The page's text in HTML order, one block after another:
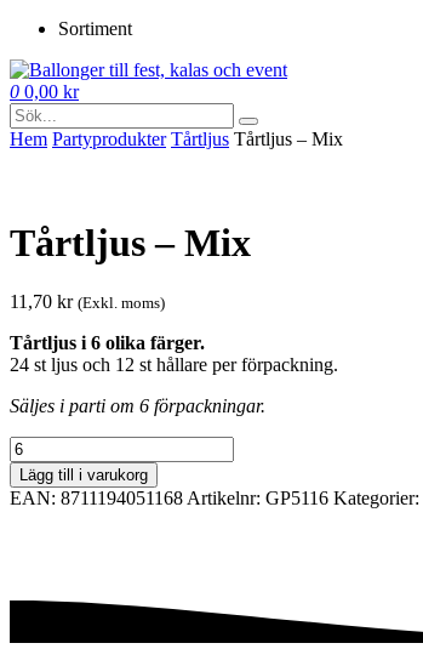
Sortiment
0 0,00 kr
Hem Party­­produkter Tårtljus Tårtljus – Mix
Tårtljus – Mix
11,70 kr (Exkl. moms)
Tårtljus i 6 olika färger.
24 st ljus och 12 st hållare per förpackning.
Säljes i parti om 6 förpackningar.
Tårtljus
-
Mix
mängd
Lägg till i varukorg
EAN: 8711194051168 Artikelnr: GP5116 Kategorier: